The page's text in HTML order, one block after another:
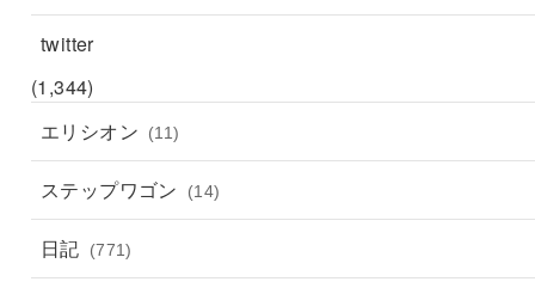
twitter
(1,344)
エリシオン
(11)
ステップワゴン (14)
日記 (771)